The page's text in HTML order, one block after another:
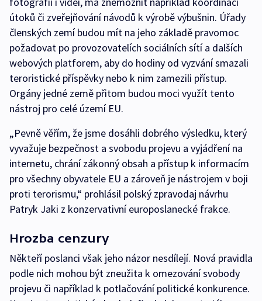
útoků či zveřejňování návodů k výrobě výbušnin. Úřady
členských zemí budou mít na jeho základě pravomoc
požadovat po provozovatelích sociálních sítí a dalších
webových platforem, aby do hodiny od vyzvání smazali
teroristické příspěvky nebo k nim zamezili přístup.
Orgány jedné země přitom budou moci využít tento
nástroj pro celé území EU.
„Pevně věřím, že jsme dosáhli dobrého výsledku, který
vyvažuje bezpečnost a svobodu projevu a vyjádření na
internetu, chrání zákonný obsah a přístup k informacím
pro všechny obyvatele EU a zároveň je nástrojem v boji
proti terorismu,“ prohlásil polský zpravodaj návrhu
Patryk Jaki z konzervativní europoslanecké frakce.
Hrozba cenzury
Někteří poslanci však jeho názor nesdílejí. Nová pravidla
podle nich mohou být zneužita k omezování svobody
projevu či například k potlačování politické konkurence.